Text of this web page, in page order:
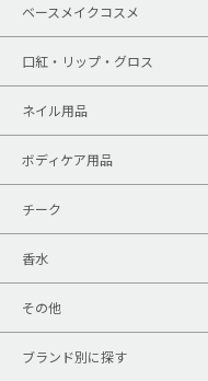
ベースメイクコスメ
口紅・リップ・グロス
ネイル用品
ボディケア用品
チーク
香水
その他
ブランド別に探す